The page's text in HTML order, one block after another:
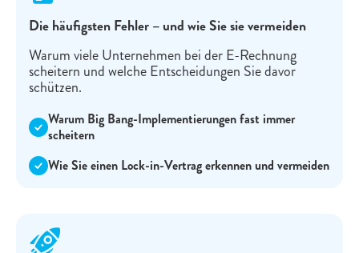
Die häufigsten Fehler – und wie Sie sie vermeiden
Warum viele Unternehmen bei der E-Rechnung
scheitern und welche Entscheidungen Sie davor
schützen.
Warum Big Bang-Implementierungen fast immer
scheitern
Wie Sie einen Lock-in-Vertrag erkennen und vermeiden